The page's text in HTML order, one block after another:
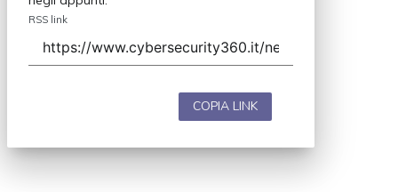
RSS link
COPIA LINK